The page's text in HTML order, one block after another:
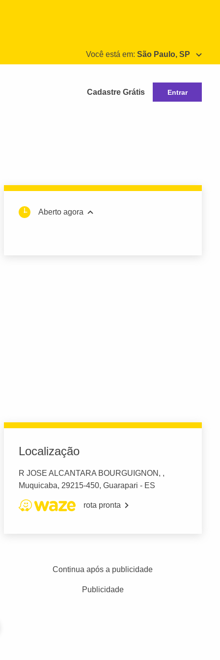
Você está em: São Paulo, SP
Cadastre Grátis Entrar
Aberto agora
Localização
R JOSE ALCANTARA BOURGUIGNON, ,
Muquicaba, 29215-450, Guarapari - ES
rota pronta
Continua após a publicidade
Publicidade